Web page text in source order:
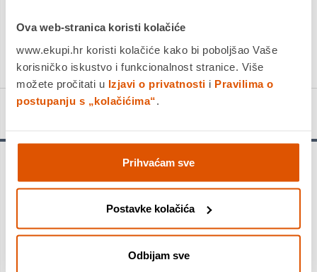
Ova web-stranica koristi kolačiće
www.ekupi.hr koristi kolačiće kako bi poboljšao Vaše
korisničko iskustvo i funkcionalnost stranice. Više
možete pročitati u Izjavi o privatnosti i Pravilima o
postupanju s „kolačićima“
Prihvaćam sve
Postavke kolačića
Odbijam sve
KUPITE ODMAH
Usporedite proizvod
Provjerite ograničenja opterećenja u priručniku za vlasnika
važni dijelovi vozila. To može biti uzrok slabe upravljivosti,
povećane potrošnje goriva i kvara gume. Također može
prouzročiti ozbiljno pucanje, odvajanje dijelova ili "ispuštanje